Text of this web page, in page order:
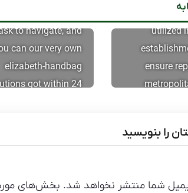
GPS record
utilized
ensure
to navigate, and
can our very own
elizabeth-handbag
got within 24
را بنویسید
شما منتشر نخواهد شد. بخش‌های